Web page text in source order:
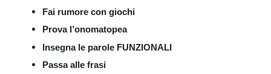
Fai rumore con giochi
Prova l’onomatopea
Insegna le parole FUNZIONALI
Passa alle frasi